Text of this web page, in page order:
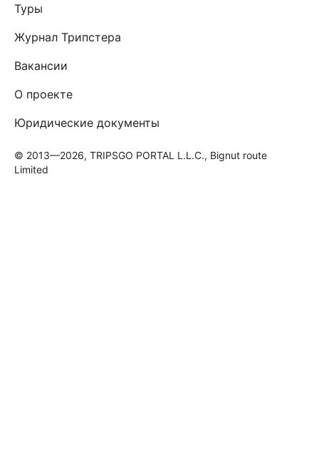
Туры
Журнал Трипстера
Вакансии
О проекте
Юридические документы
© 2013—2026, TRIPSGO PORTAL L.L.C., Bignut route
Limited